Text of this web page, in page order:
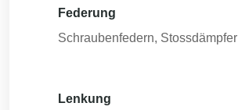
Federung
Schraubenfedern, Stossdämpfer
Lenkung